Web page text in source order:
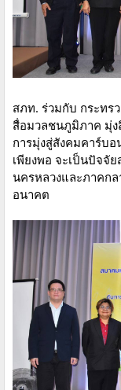
สภท. ร่วมกับ กระทร
สื่อมวลชนภูมิภาค มุ่
การมุ่งสู่สังคมคาร์บ
เพียงพอ จะเป็นปัจจั
นครหลวงและภาคก
อนาคต